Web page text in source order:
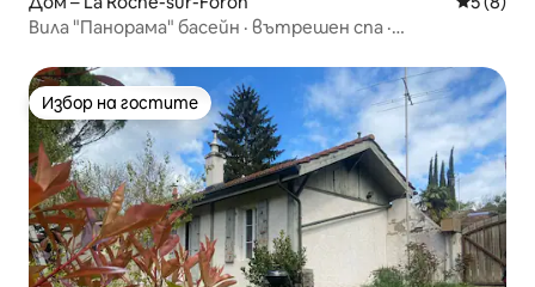
Вила "Панорама" басейн · вътрешен спа ·
Избор на гостите
Избор на гостите